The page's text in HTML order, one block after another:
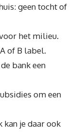
geen tocht of
het milieu.
of B label.
bank een
om een
kan je daar ook